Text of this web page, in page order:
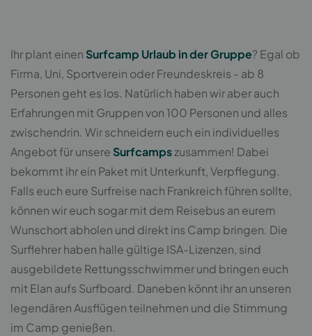
Ihr plant einen Surfcamp Urlaub in der Gruppe? Egal ob
Firma, Uni, Sportverein oder Freundeskreis - ab 8
Personen geht es los. Natürlich haben wir aber auch
Erfahrungen mit Gruppen von 100 Personen und alles
zwischendrin. Wir schneidern euch ein individuelles
Angebot für unsere Surfcampszusammen! Dabei
bekommt ihr ein Paket mit Unterkunft, Verpflegung.
Falls euch eure Surfreise nach Frankreich führen sollte,
können wir euch sogar mit dem Reisebus an eurem
Wunschort abholen und direkt ins Camp bringen. Die
Surflehrer haben halle gültige ISA-Lizenzen, sind
ausgebildete Rettungsschwimmer und bringen euch
mit Elan aufs Surfboard. Daneben könnt ihr an unseren
legendären Ausflügen teilnehmen und die Stimmung
im Camp genießen.